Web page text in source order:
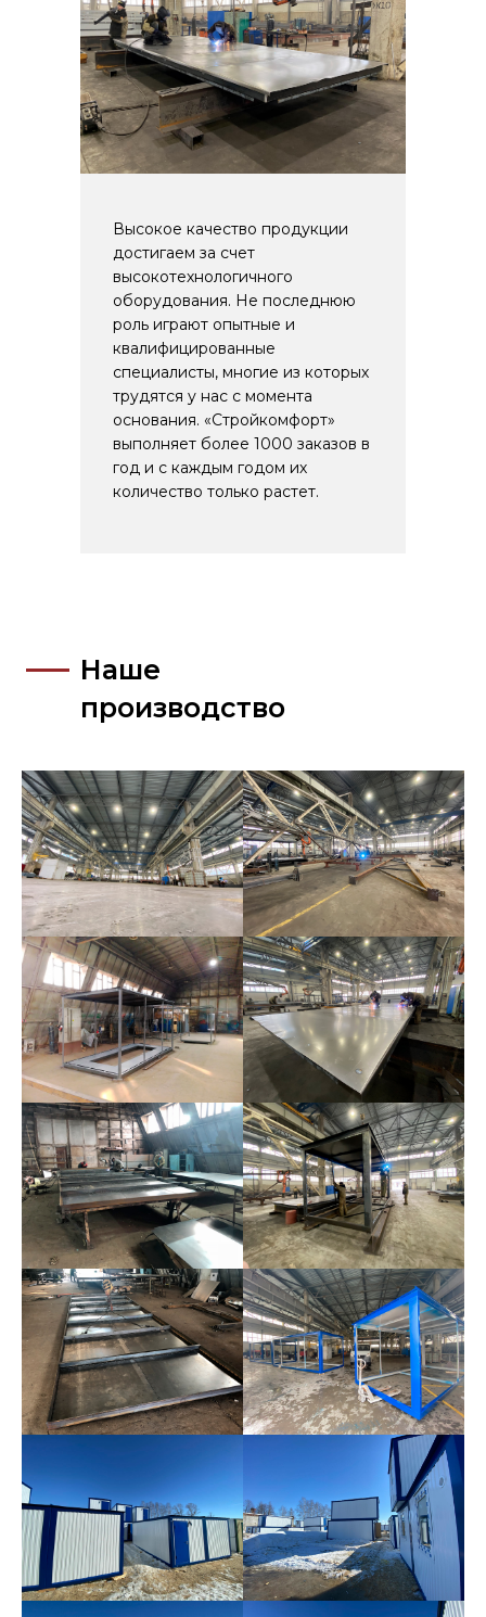
Высокое качество продукции
достигаем за счет
высокотехнологичного
оборудования. Не последнюю
роль играют опытные и
квалифицированные
специалисты, многие из которых
трудятся у нас с момента
основания. «Стройкомфорт»
выполняет более 1000 заказов в
год и с каждым годом их
количество только растет.
Наше
Наше
производство